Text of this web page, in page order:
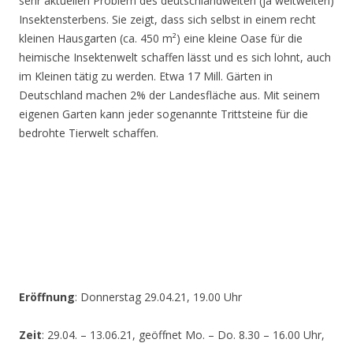
Insektensterbens. Sie zeigt, dass sich selbst in einem recht
kleinen Hausgarten (ca. 450 m²) eine kleine Oase für die
heimische Insektenwelt schaffen lässt und es sich lohnt, auch
im Kleinen tätig zu werden. Etwa 17 Mill. Gärten in
Deutschland machen 2% der Landesfläche aus. Mit seinem
eigenen Garten kann jeder sogenannte Trittsteine für die
bedrohte Tierwelt schaffen.
Eröffnung: Donnerstag 29.04.21, 19.00 Uhr
Zeit: 29.04. – 13.06.21, geöffnet Mo. – Do. 8.30 – 16.00 Uhr,